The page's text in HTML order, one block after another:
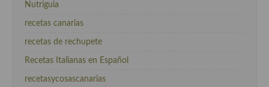
Nutriguia
recetas canarias
recetas de rechupete
Recetas Italianas en Español
recetasycosascanarias